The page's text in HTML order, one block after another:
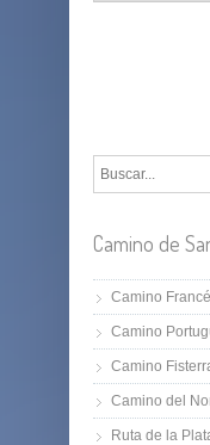
Camino de
Camino
Camino
Camino
Camino del
Ruta de la